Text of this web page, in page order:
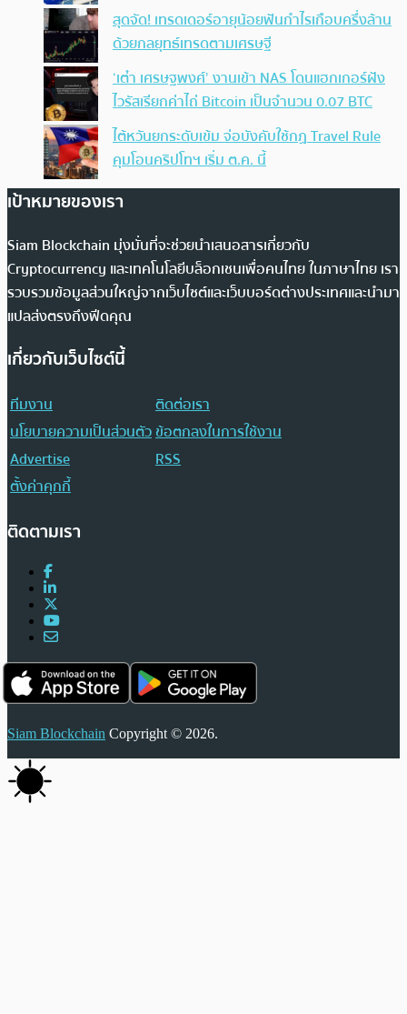
สุดจัด! เทรดเดอร์อายุน้อยฟันกำไรเกือบครึ่งล้าน
ด้วยกลยุทธ์เทรดตามเศรษฐี
‘เต๋า เศรษฐพงศ์’ งานเข้า NAS โดนแฮกเกอร์ฝัง
ไวรัสเรียกค่าไถ่ Bitcoin เป็นจำนวน 0.07 BTC
ไต้หวันยกระดับเข้ม จ่อบังคับใช้กฏ Travel Rule
คุมโอนคริปโทฯ เริ่ม ต.ค. นี้
เป้าหมายของเรา
Siam Blockchain มุ่งมั่นที่จะช่วยนำเสนอสารเกี่ยวกับ
Cryptocurrency และเทคโนโลยีบล็อกเชนเพื่อคนไทย ในภาษาไทย เรา
รวบรวมข้อมูลส่วนใหญ่จากเว็บไซต์และเว็บบอร์ดต่างประเทศและนำมา
แปลส่งตรงถึงฟีดคุณ
เกี่ยวกับเว็บไซต์นี้
ทีมงาน
ติดต่อเรา
นโยบายความเป็นส่วนตัวข้อตกลงในการใช้งาน
Advertise
RSS
ตั้งค่าคุกกี้
ติดตามเรา
Siam Blockchain Copyright © 2026.